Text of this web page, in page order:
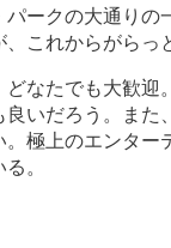
ークの大通り
これからがらっ
なたでも大歓
いだろう。ま
極上のエンタ
。